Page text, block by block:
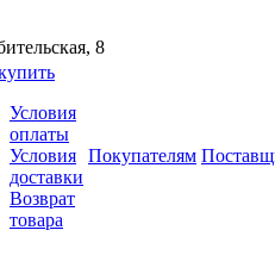
8
Условия
оплаты
Условия
доставки
Возврат
товара
Покупателям